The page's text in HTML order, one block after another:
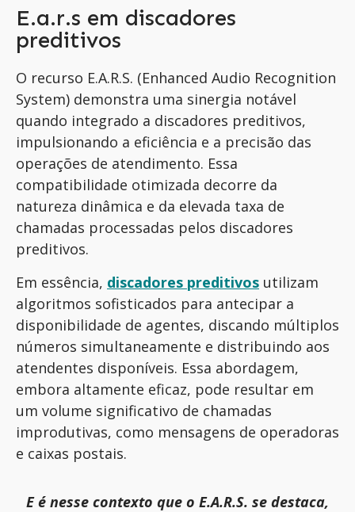
E.a.r.s em discadores
preditivos
O recurso E.A.R.S. (Enhanced Audio Recognition
System) demonstra uma sinergia notável
quando integrado a discadores preditivos,
impulsionando a eficiência e a precisão das
operações de atendimento. Essa
compatibilidade otimizada decorre da
natureza dinâmica e da elevada taxa de
chamadas processadas pelos discadores
preditivos.
Em essência, discadores preditivos utilizam
algoritmos sofisticados para antecipar a
disponibilidade de agentes, discando múltiplos
números simultaneamente e distribuindo aos
atendentes disponíveis. Essa abordagem,
embora altamente eficaz, pode resultar em
um volume significativo de chamadas
improdutivas, como mensagens de operadoras
e caixas postais.
E é nesse contexto que o E.A.R.S. se destaca,